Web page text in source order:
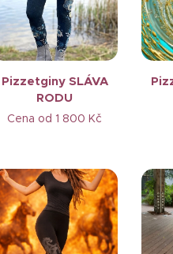
Pizzetginy SLÁVA
RODU
Cena od 1 800 Kč